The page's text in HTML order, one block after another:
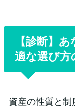
【診断】
適な選び方
資産の性質と制